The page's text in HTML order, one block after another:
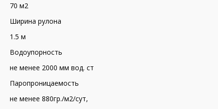
70 м2
Ширина рулона
1.5 м
Водоупорность
не менее 2000 мм вод. ст
Паропроницаемость
не менее 880гр./м2/сут,